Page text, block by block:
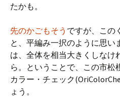
たかも。
先のかごもそう ですが、この
と、平編み一択のように思い
は、全体を相当大きくしなけ
ら。ということで、この市松
カラー・チェック
ょう。